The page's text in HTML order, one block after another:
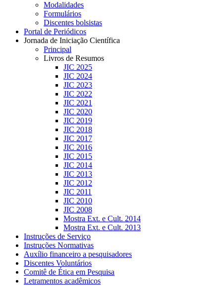
Modalidades
Formulários
Discentes bolsistas
Portal de Periódicos
Jornada de Iniciação Científica
Principal
Livros de Resumos
JIC 2025
JIC 2024
JIC 2023
JIC 2022
JIC 2021
JIC 2020
JIC 2019
JIC 2018
JIC 2017
JIC 2016
JIC 2015
JIC 2014
JIC 2013
JIC 2012
JIC 2011
JIC 2010
JIC 2008
Mostra Ext. e Cult. 2014
Mostra Ext. e Cult. 2013
Instruções de Serviço
Instruções Normativas
Auxílio financeiro a pesquisadores
Discentes Voluntários
Comitê de Ética em Pesquisa
Letramentos acadêmicos